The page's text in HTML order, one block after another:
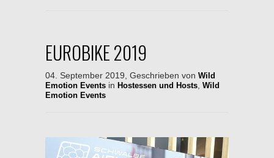
EUROBIKE 2019
04. September 2019, Geschrieben von Wild
Emotion Events in Hostessen und Hosts Wild
Emotion Events